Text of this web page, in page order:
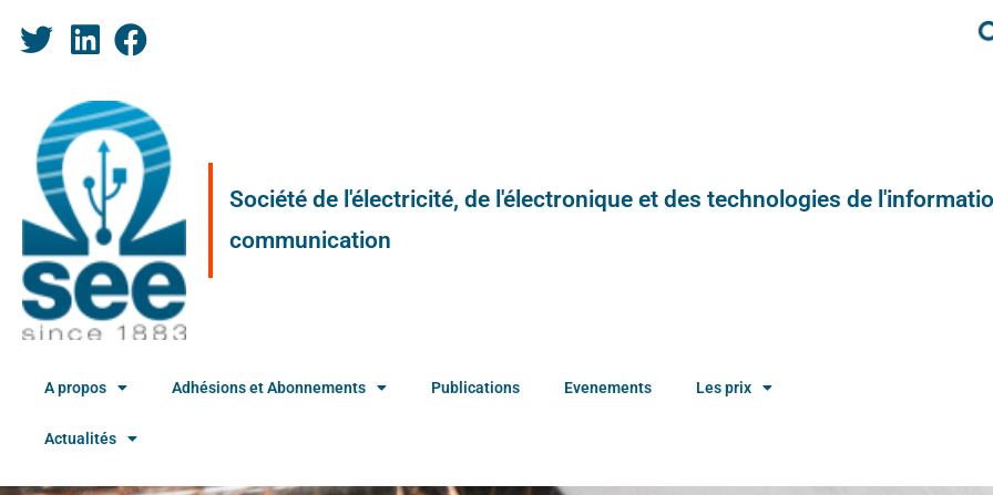
Société de l'électricité, de l'électronique et des technologies de
communication
A propos Adhésions et Abonnements Publications Evenements Les prix
Actualités